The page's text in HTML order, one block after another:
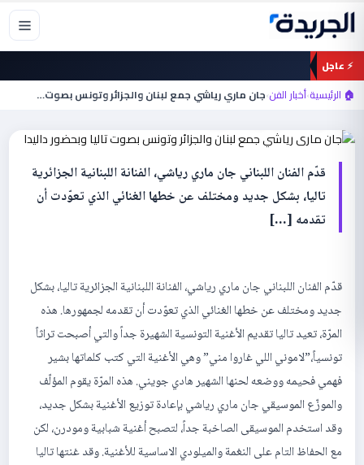
تخطي
المحتوى
⚡ عاجل
🏠 الرئيسية›أخبار الفن›جان ماري رياشي جمع لبنان والجزائر وتونس بصوت…
أخبار الفن
جان ماري رياشي جمع لبنان والجزائر وتونس
قدّم الفنان اللبناني جان ماري رياشي، الفنانة اللبنانية الجزائرية
تاليا، بشكل جديد ومختلف عن خطها الغنائي الذي تعوّدت أن
تقدمه […]
قدّم الفنان اللبناني جان ماري رياشي، الفنانة اللبنانية الجزائرية تاليا، بشكل
جديد ومختلف عن خطها الغنائي الذي تعوّدت أن تقدمه لجمهورها. هذه
المرّة، تعيد تاليا تقديم الأغنية التونسية الشهيرة جداً والتي أصبحت تراثاً
تونسياً،”لاموني اللي غاروا مني” وهي الأغنية التي كتب كلماتها بشير
فهمي فحيمه ووضعه لحنها الشهير هادي جويني. هذه المرّة يقوم المؤلّف
والموزّع الموسيقي جان ماري رياشي بإعادة توزيع الأغنية بشكل جديد،
وقد استخدم الموسيقى الصاخبة جداً، لتصبح أغنية شبابية ومودرن، لكن
مع الحفاظ التام على النغمة والميلودي الاساسية للأغنية. وقد غنتها تاليا